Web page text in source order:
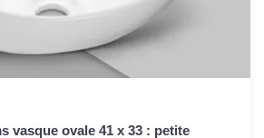
vasque ovale 41 x 33 : petite